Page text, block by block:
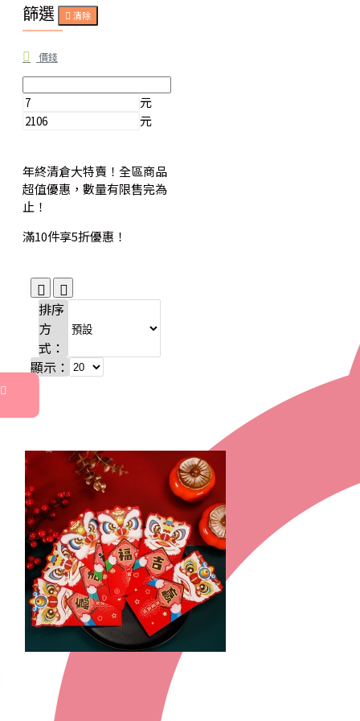
篩選 清除
價錢
元
元
年終清倉大特賣！全區商品
超值優惠，數量有限售完為
止！
滿10件享5折優惠！
排序
方
式：
顯示：